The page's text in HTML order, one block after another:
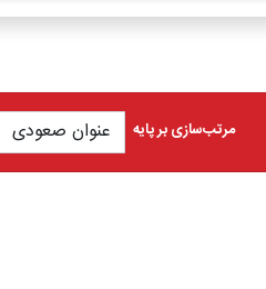
مرتب‌سازی بر پایه